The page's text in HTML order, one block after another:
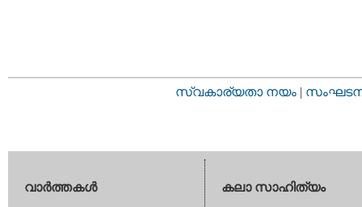
സ്വകാര്യതാ നയം |
വാര്‍ത്തകള്‍
കലാ സാഹിത്യം